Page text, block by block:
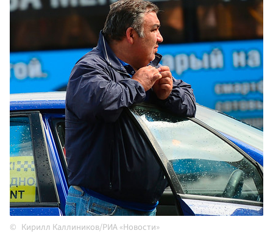
Кирилл Каллиников/РИА «Новости»